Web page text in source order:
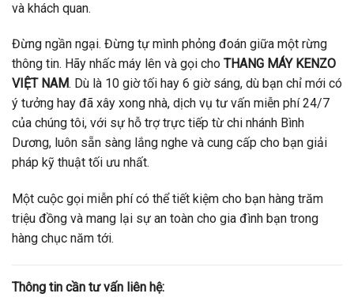
và khách quan.
Đừng ngần ngại. Đừng tự mình phỏng đoán giữa một rừng
thông tin. Hãy nhấc máy lên và gọi cho THANG MÁY KENZO
VIỆT NAM. Dù là 10 giờ tối hay 6 giờ sáng, dù bạn chỉ mới có
ý tưởng hay đã xây xong nhà, dịch vụ tư vấn miễn phí 24/7
của chúng tôi, với sự hỗ trợ trực tiếp từ chi nhánh Bình
Dương, luôn sẵn sàng lắng nghe và cung cấp cho bạn giải
pháp kỹ thuật tối ưu nhất.
Một cuộc gọi miễn phí có thể tiết kiệm cho bạn hàng trăm
triệu đồng và mang lại sự an toàn cho gia đình bạn trong
hàng chục năm tới.
Thông tin cần tư vấn liên hệ: